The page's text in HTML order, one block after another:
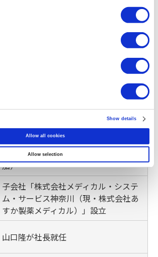
Show details
Allow all cookies
Allow selection
いわき工場を福島県いわき市に新設
前立腺肥大症治療剤「プロスタール
錠」を発売（1983年5月に前立腺癌の
胃潰瘍治療剤「アルタットカプセル」
を発売（1993年6月に胃炎の適応追
加）
子会社「株式会社メディカル・システ
ム・サービス神奈川（現・株式会社あ
すか製薬メディカル）」設立
山口隆が社長就任